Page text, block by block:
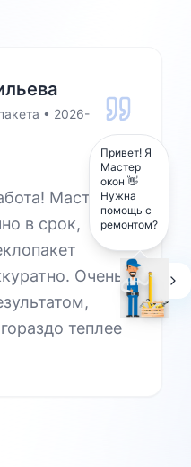
• 2026-
Мастер
в срок,
Очень
теплее
Привет! Я
Мастер
окон 👋
Нужна
помощь с
ремонтом?